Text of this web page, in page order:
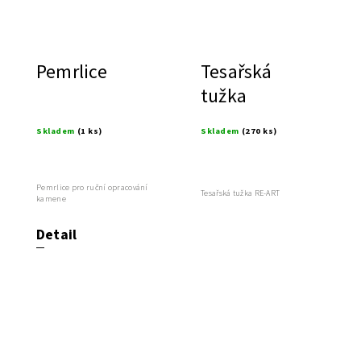
Pemrlice
Skladem (1 ks)
Detail
Pemrlice pro ruční opracování
kamene
Tesařská
tužka
Skladem (270 ks)
Tesařská tužka RE-ART